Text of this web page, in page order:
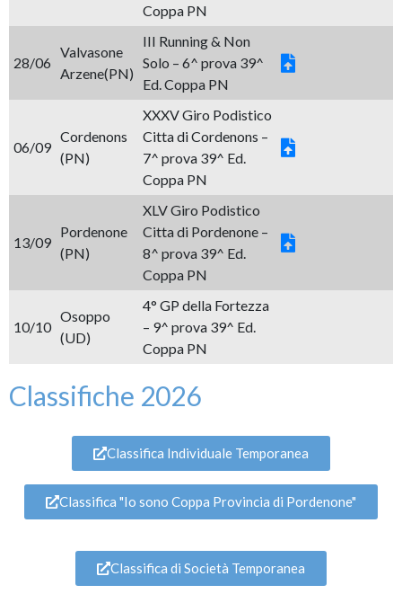
Coppa PN
28/06
Valvasone
Arzene(PN)
III Running & Non
Solo – 6^ prova 39^
Ed. Coppa PN
06/09
Cordenons
(PN)
XXXV Giro Podistico
Citta di Cordenons –
7^ prova 39^ Ed.
Coppa PN
13/09
Pordenone
(PN)
XLV Giro Podistico
Citta di Pordenone –
8^ prova 39^ Ed.
Coppa PN
10/10
Osoppo
(UD)
4° GP della Fortezza
– 9^ prova 39^ Ed.
Coppa PN
Classifiche 2026
Classifica Individuale Temporanea
Classifica "Io sono Coppa Provincia di Pordenone"
Classifica di Società Temporanea